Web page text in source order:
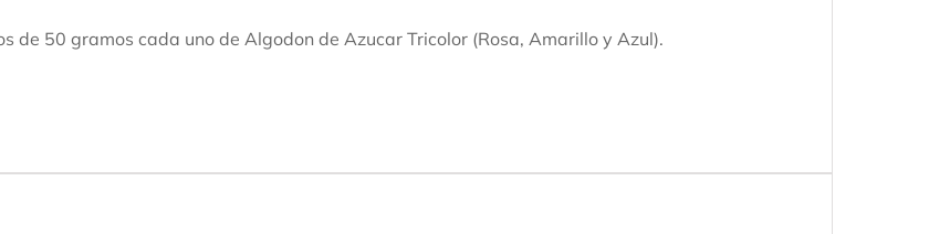
de 50 gramos cada uno de Algodon de Azucar Tricolor (Rosa, Amarillo y Azul).